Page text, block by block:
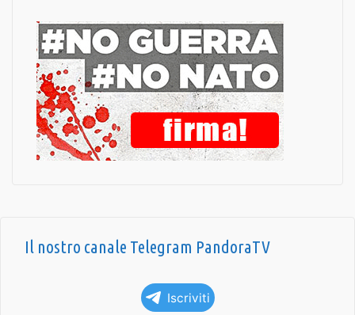
Il nostro canale Telegram PandoraTV
Iscriviti